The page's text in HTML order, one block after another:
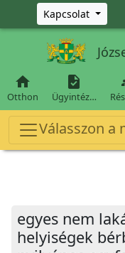
Ugrás a fő tartalomra
Kapcsolat

Otthon

Ügyintéz…
Válasszon a
egyes nem
helyiségek